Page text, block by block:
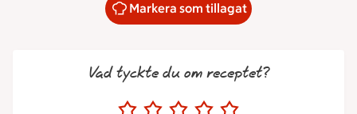
Markera som tillagat
Vad tyckte du om receptet?